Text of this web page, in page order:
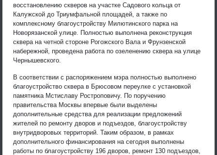
восстановлению скверов на участке Садового кольца от
Калужской до Триумфальной площадей, а также по
комплексному благоустройству Милютинского парка на
Новорязанской улице. Полностью выполнена реконструкция
сквера на четной стороне Рогожского Вала и Фрунзенской
набережной, проведена работа по озеленению сквера на улице
Чернышевского.
В соответствии с распоряжением мэра полностью выполнено
благоустройство сквера в Брюсовом переулке с установкой
памятника Мстиславу Ростроповичу. По поручению
правительства Москвы впервые были выделены
дополнительные средства для реализации предложений
жителей по ремонту дворов и подъездов, благоустройству
внутридворовых территорий. Таким образом, в рамках
дополнительного финансирования на сегодня выполнены
работы по благоустройству 196 дворов, ремонт 130 подъездов,